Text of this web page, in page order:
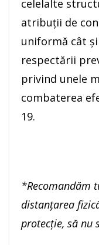
celelalte
atribuții de
uniformă cât
respectării
privind unele
combaterea
19.
*Recomandăm
distanțarea
protecție, să nu